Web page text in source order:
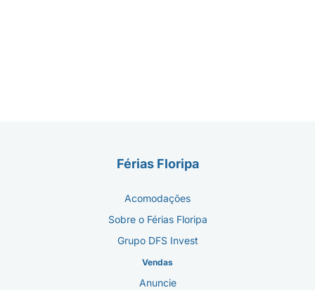
Férias Floripa
Acomodações
Sobre o Férias Floripa
Grupo DFS Invest
Vendas
Anuncie